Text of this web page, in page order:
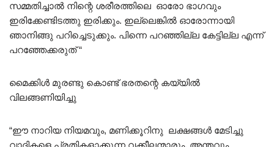
സമ്മതിച്ചാൽ നിന്റെ ശരീരത്തിലെ ഓരോ ഭാഗവും
ഇരിക്കേണ്ടിടത്തു ഇരിക്കും. ഇല്ലെങ്കിൽ ഓരോന്നായി
ഞാനിങ്ങു പറിച്ചെടുക്കും. പിന്നെ പറഞ്ഞില്ല കേട്ടില്ല എന്ന്
പറഞ്ഞേക്കരുത് “
മൈക്കിൾ മുരണ്ടു കൊണ്ട് ഭരതന്റെ കയ്യിൽ
വിലങ്ങണിയിച്ചു
“ഈ നാറിയ നിയമവും, മണിക്കൂറിനു ലക്ഷങ്ങൾ മേടിച്ചു